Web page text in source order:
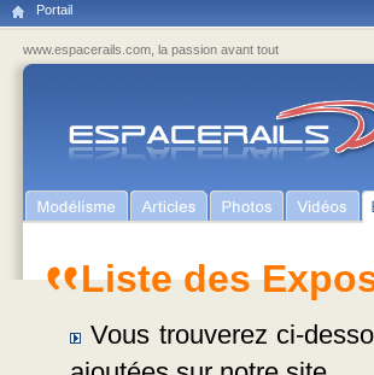
Portail
www.espacerails.com, la passion avant tout
Liste des
Vous trouverez ci-